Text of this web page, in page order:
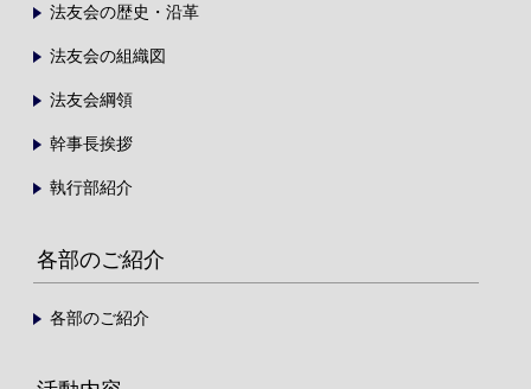
法友会の歴史・沿革
法友会の組織図
法友会綱領
幹事長挨拶
執行部紹介
各部のご紹介
各部のご紹介